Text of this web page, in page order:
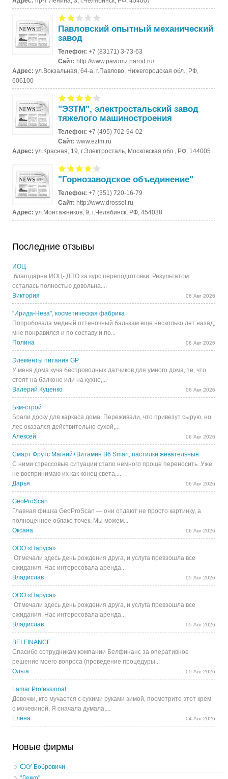
Павловский опытный механический
завод
Телефон:+7 (83171) 3-73-63
Сайт:http://www.pavomz.narod.ru/
Адрес:ул.Вокзальная, 64-а, г.Павлово, Нижегородская обл., РФ,
606100
"ЭЗТМ", электростальский завод
тяжелого машиностроения
Телефон:+7 (495) 702-94-02
Сайт:www.eztm.ru
Адрес:ул.Красная, 19, г.Электросталь, Московская обл., РФ, 144005
"Горнозаводское объединение"
Телефон:+7 (351) 720-16-79
Сайт:http://www.drossel.ru
Адрес:ул.Монтажников, 9, г.Челябинск, РФ, 454038
Последние отзывы
ИОЦ
благодарна ИОЦ- ДПО за курс переподготовки. Результатом
осталась полностью довольна....
Виктория
06 Авг 2026
"Ирида-Нева", косметическая фабрика
Попробовала медный оттеночный бальзам еще несколько лет назад,
мне понравился и по составу и по...
Полина
06 Авг 2026
Элементы питания GP
У меня дома куча беспроводных датчиков для умного дома, те, что
стоят на балконе или на кухне,...
Валерий Куценко
06 Авг 2026
Бкм-строй
Брали доску для каркаса дома. Переживали, что привезут сырую, но
лес оказался действительно сухой,...
Алексей
06 Авг 2026
Смарт Фрутс Магний+Витамин В6 Smart, пастилки жевательные
С ними стрессовые ситуации стало немного проще переносить. Уже
не воспринимаю их как конец света,...
Дарья
06 Авг 2026
GeoProScan
Главная фишка GeoProScan — они отдают не просто картинку, а
полноценное облако точек. Мы можем...
Оксана
06 Авг 2026
ООО «Паруса»
Отмечали здесь день рождения друга, и услуга превзошла все
ожидания. Нас интересовала аренда...
Владислав
05 Авг 2026
ООО «Паруса»
Отмечали здесь день рождения друга, и услуга превзошла все
ожидания. Нас интересовала аренда...
Владислав
05 Авг 2026
BELFINANCE
Спасибо сотрудникам компании Белфинанс за оперативное
решение моего вопроса (проведение процедуры...
Ольга
05 Авг 2026
Lamar Professional
Девочки, кто мучается с сухими руками зимой, посмотрите этот крем
с мочевиной. Я сначала думала,...
Елена
04 Авг 2026
Новые фирмы
СХУ Бобровичи